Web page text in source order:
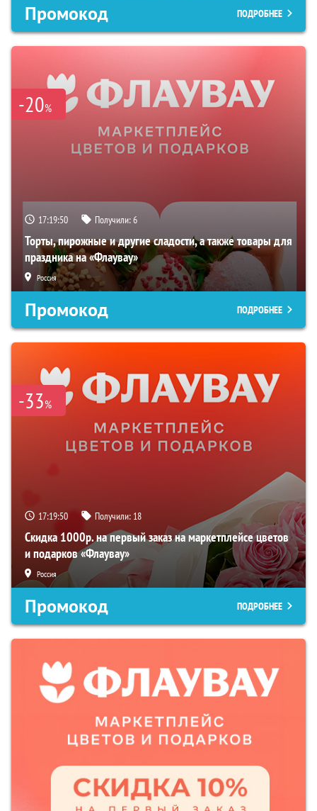
Промокод ПОДРОБНЕЕ
-20%
17:19:49 Получили:6
Торты, пирожные и другие сладости, а также товары для
праздника на «Флаувау»
Россия
Промокод ПОДРОБНЕЕ
-33%
17:19:49 Получили: 18
Скидка 1000р. на первый заказ на маркетплейсе цветов
и подарков «Флаувау»
Россия
Промокод ПОДРОБНЕЕ